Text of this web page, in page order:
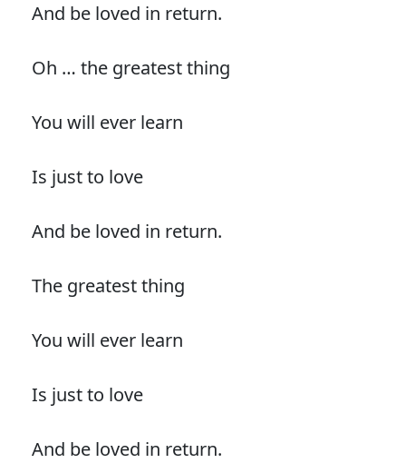
And be loved in return.
Oh … the greatest thing
You will ever learn
Is just to love
And be loved in return.
The greatest thing
You will ever learn
Is just to love
And be loved in return.